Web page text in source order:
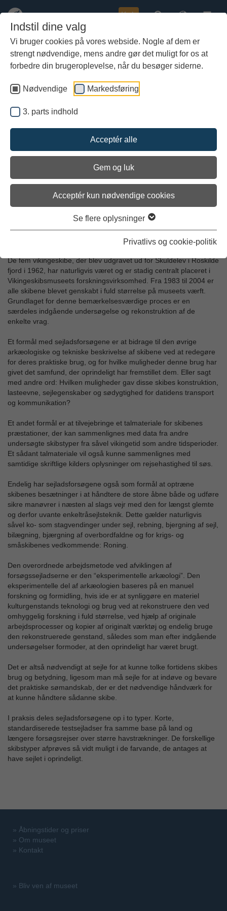
Indstil dine valg
Vi bruger cookies på vores webside. Nogle af dem er
strengt nødvendige, mens andre gør det muligt for os at
forbedre din brugeroplevelse, når du besøger siderne.
Nødvendige Markedsføring
3. parts indhold
Acceptér alle
Gem og luk
Acceptér kun nødvendige cookies
Se flere oplysninger
Privatlivs og cookie-politik
indhold
Køb
Sejladsforsøg med Havhingsten fra Glendalough ved Loch Inver 2007
Sejladsforsøg med skibsrekonstruktioner
De fem vikingeskibe, der blev udgravet ud for Skuldelev i Roskilde
fjord i 1962, har naturligvis været og er stadig centralt placeret i
Vikingeskibsmuseets forskningsvirksomhed. Fra 1983 til 2004 er
alle skibene blevet genskabt i fuld størrelse på museets værft.
Grundlaget for denne bemærkelsesværdige proces er en
særdeles indgående undersøgelse og rekonstruktion af de
enkelte vrag.
Et formål med sejladsforsøgene er at bidrage til den øvrige
arkæologiske og tekniske beskrivelse af skibene ved at redegøre
for deres praktiske brug, og for hvilke muligheder denne brug har
givet det samfund, der oprindeligt har fremstillet dem. Eller sagt
med andre ord: Hvilken muligheder gav disse skibes konstruktion,
lasteevne, sejlegenskaber og sødygtighed for datidens transport
og kommunikation?
Et andet formål er at tilvejebringe et talmateriale for skibenes
præstationer, der kan sammenlignes med data fra andre
undersøgte skibstyper fra såvel vikingetid som andre tidsperioder.
Et sådant talmateriale vil også kunne sammenlignes med
samtidige skriftlige kilders oplysninger om rejsehastighed til søs.
Endelig har sejladsforsøgene også som formål at optræne
skibenes besætninger i at håndtere de store åbne både og udføre
sikre manøvrer i næsten al slags vejr med den for længst glemte
og derfor uvante enkeltråsejlsteknik. Dette gælder naturligvis
såvel ko- som stagvendinger under sejl, rebning, bjergning af sejl,
bilægning, bjærgning af overbordfaldne og for krigs- og
småskibenes vedkommende: Roning.
Den overordnede arbejdsmetode ved afviklingen af
forsøgssejladserne er den “eksperimentelle arkæologi”. Den
eksperimentelle del af arkæologien baseres på en manuel
forskning og formidling, hvis ide er at synliggøre en materiel
kulturgenstands teknologi og brug ved at rekonstruere den ved
omhyggelig forskning i fuld størrelse, ved hjælp af originale
arbejdsprocesser og kopier af originalt værktøj og endelig bruge
den rekonstruerede genstand, således som man efter indgående
undersøgelser formoder, at den oprindeligt har været brugt.
Det er altså nødvendigt at sejle for at kunne tolke fortidens skibes
brug og betydning, ligesom man må sejle for at indøve og bevare
det praktiske sømandskab, der er det nødvendige håndværk for
at kunne håndtere sådanne skibe.
I praksis deles sejladsforsøgene op i to typer. Korte,
standardiserede testsejladser fra samme base på land og
længere forsøgsrejser over større havstrækninger. De forskellige
skibstyper afprøves så vidt muligt i de farvande, de antages at
have sejlet i oprindeligt.
» Åbningstider og priser
» Om museet
» Kontakt
» Bliv ven af museet